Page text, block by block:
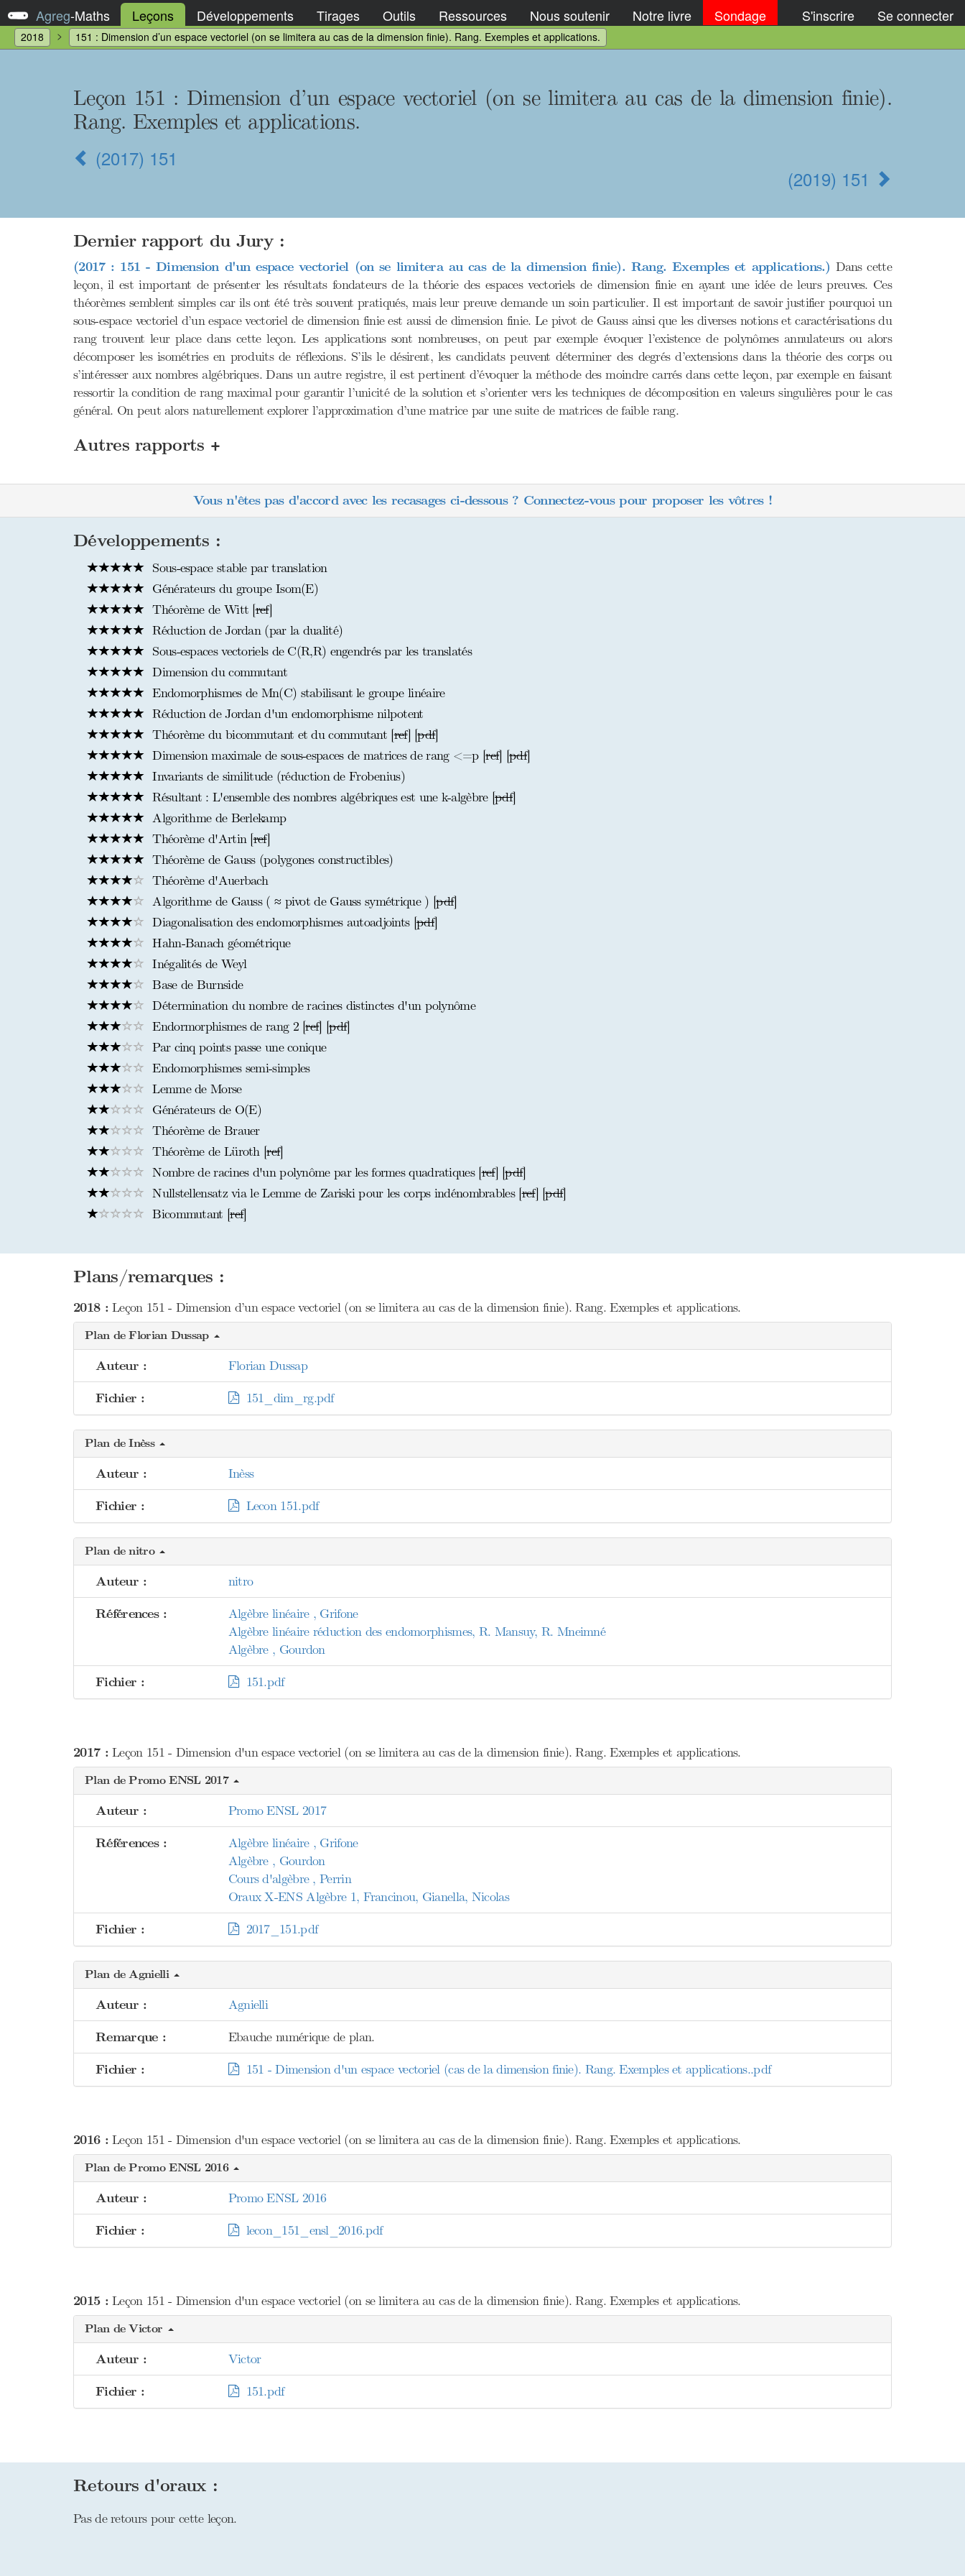
Agreg-Maths Leçons Développements Tirages Outils Ressources Nous soutenir Notre livre Sondage S'inscrire Se connecter
2018 151 : Dimension d’un espace vectoriel (on se limitera au cas de la dimension finie). Rang. Exemples et applications.
Leçon 151 : Dimension d’un espace vectoriel (on se limitera au cas de la dimension finie).
Rang. Exemples et applications.
(2017) 151
(2019) 151
Dernier rapport du Jury :
(2017 : 151 - Dimension d'un espace vectoriel (on se limitera au cas de la dimension finie). Rang. Exemples et applications.) Dans cette
leçon, il est important de présenter les résultats fondateurs de la théorie des espaces vectoriels de dimension finie en ayant une idée de leurs preuves. Ces
théorèmes semblent simples car ils ont été très souvent pratiqués, mais leur preuve demande un soin particulier. Il est important de savoir justifier pourquoi un
sous-espace vectoriel d’un espace vectoriel de dimension finie est aussi de dimension finie. Le pivot de Gauss ainsi que les diverses notions et caractérisations du
rang trouvent leur place dans cette leçon. Les applications sont nombreuses, on peut par exemple évoquer l’existence de polynômes annulateurs ou alors
décomposer les isométries en produits de réflexions. S’ils le désirent, les candidats peuvent déterminer des degrés d’extensions dans la théorie des corps ou
s’intéresser aux nombres algébriques. Dans un autre registre, il est pertinent d’évoquer la méthode des moindre carrés dans cette leçon, par exemple en faisant
ressortir la condition de rang maximal pour garantir l’unicité de la solution et s’orienter vers les techniques de décomposition en valeurs singulières pour le cas
général. On peut alors naturellement explorer l’approximation d’une matrice par une suite de matrices de faible rang.
Autres rapports +
Vous n'êtes pas d'accord avec les recasages ci-dessous ? Connectez-vous pour proposer les vôtres !
Développements :
Sous-espace stable par translation
Générateurs du groupe Isom(E)
Théorème de Witt [ref]
Réduction de Jordan (par la dualité)
Sous-espaces vectoriels de C(R,R) engendrés par les translatés
Dimension du commutant
Endomorphismes de Mn(C) stabilisant le groupe linéaire
Réduction de Jordan d'un endomorphisme nilpotent
Théorème du bicommutant et du commutant [ref] [pdf]
Dimension maximale de sous-espaces de matrices de rang <=p [ref] [pdf]
Invariants de similitude (réduction de Frobenius)
Résultant : L'ensemble des nombres algébriques est une k-algèbre [pdf]
Algorithme de Berlekamp
Théorème d'Artin [ref]
Théorème de Gauss (polygones constructibles)
Théorème d'Auerbach
Algorithme de Gauss ( ≈ pivot de Gauss symétrique ) [pdf]
Diagonalisation des endomorphismes autoadjoints [pdf]
Hahn-Banach géométrique
Inégalités de Weyl
Base de Burnside
Détermination du nombre de racines distinctes d'un polynôme
Endormorphismes de rang 2 [ref] [pdf]
Par cinq points passe une conique
Endomorphismes semi-simples
Lemme de Morse
Générateurs de O(E)
Théorème de Brauer
Théorème de Lüroth [ref]
Nombre de racines d'un polynôme par les formes quadratiques [ref] [pdf]
Nullstellensatz via le Lemme de Zariski pour les corps indénombrables [ref] [pdf]
Bicommutant [ref]
Plans/remarques :
2018 :Leçon 151 - Dimension d’un espace vectoriel (on se limitera au cas de la dimension finie). Rang. Exemples et applications.
Plan de Florian Dussap
Auteur : Florian Dussap
Fichier : 151_dim_rg.pdf
Plan de Inèss
Auteur : Inèss
Fichier : Lecon 151.pdf
Plan de nitro
Auteur : nitro
Références :
Algèbre linéaire , Grifone
Algèbre linéaire réduction des endomorphismes, R. Mansuy, R. Mneimné
Algèbre , Gourdon
Fichier : 151.pdf
2017 :Leçon 151 - Dimension d'un espace vectoriel (on se limitera au cas de la dimension finie). Rang. Exemples et applications.
Plan de Promo ENSL 2017
Auteur : Promo ENSL 2017
Références :
Algèbre linéaire , Grifone
Algèbre , Gourdon
Cours d'algèbre , Perrin
Oraux X-ENS Algèbre 1, Francinou, Gianella, Nicolas
Fichier : 2017_151.pdf
Plan de Agnielli
Auteur : Agnielli
Remarque : Ebauche numérique de plan.
Fichier : 151 - Dimension d'un espace vectoriel (cas de la dimension finie). Rang. Exemples et applications..pdf
2016 :Leçon 151 - Dimension d'un espace vectoriel (on se limitera au cas de la dimension finie). Rang. Exemples et applications.
Plan de Promo ENSL 2016
Auteur : Promo ENSL 2016
Fichier : lecon_151_ensl_2016.pdf
2015 :Leçon 151 - Dimension d'un espace vectoriel (on se limitera au cas de la dimension finie). Rang. Exemples et applications.
Plan de Victor
Auteur : Victor
Fichier : 151.pdf
Retours d'oraux :
Pas de retours pour cette leçon.